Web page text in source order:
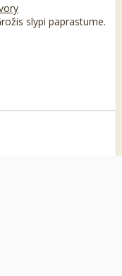
slypi paprastume.